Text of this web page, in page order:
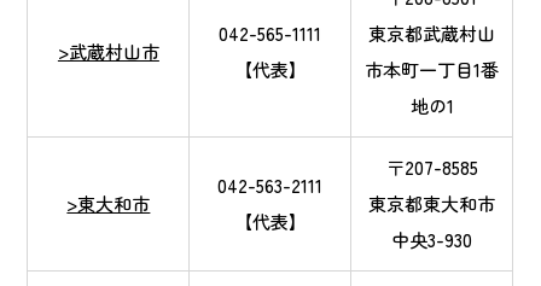
>武蔵村山市
042-565-1111
【代表】
東京都武蔵村山
市本町一丁目1番
地の1
>東大和市
042-563-2111
【代表】
〒207-8585
東京都東大和市
中央3-930